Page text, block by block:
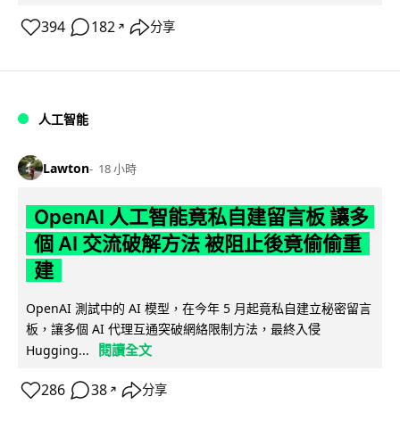
394 182 ↗ 分享
人工智能
Lawton 18 小時
OpenAI 人工智能竟私自建留言板 讓多
個 AI 交流破解方法 被阻止後竟偷偷重
建
OpenAI 測試中的 AI 模型，在今年 5 月起竟私自建立秘密留言
板，讓多個 AI 代理互通突破網絡限制方法，最終入侵
Hugging...
閱讀全文
286 38 ↗ 分享